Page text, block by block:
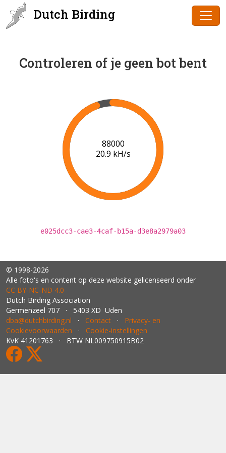
Dutch Birding
Controleren of je geen bot bent
90000
21.0 kH/s
e025dcc3-cae3-4caf-b15a-d3e8a2979a03
© 1998-2026
Alle foto's en content op deze website gelicenseerd onder
CC BY‑NC‑ND 4.0
Dutch Birding Association
Germenzeel 707 · 5403 XD Uden
dba@dutchbirding.nl · Contact · Privacy- en
Cookievoorwaarden · Cookie-instellingen
KvK 41201763 · BTW NL009750915B02